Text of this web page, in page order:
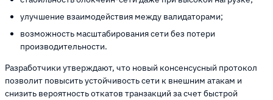
улучшение взаимодействия между валидаторами;
возможность масштабирования сети без потери
производительности.
Разработчики утверждают, что новый консенсусный протокол
позволит повысить устойчивость сети к внешним атакам и
снизить вероятность откатов транзакций за счет быстрой